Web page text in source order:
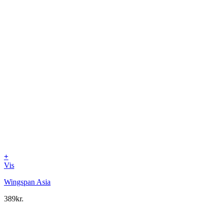
+
Vis
Wingspan Asia
389kr.